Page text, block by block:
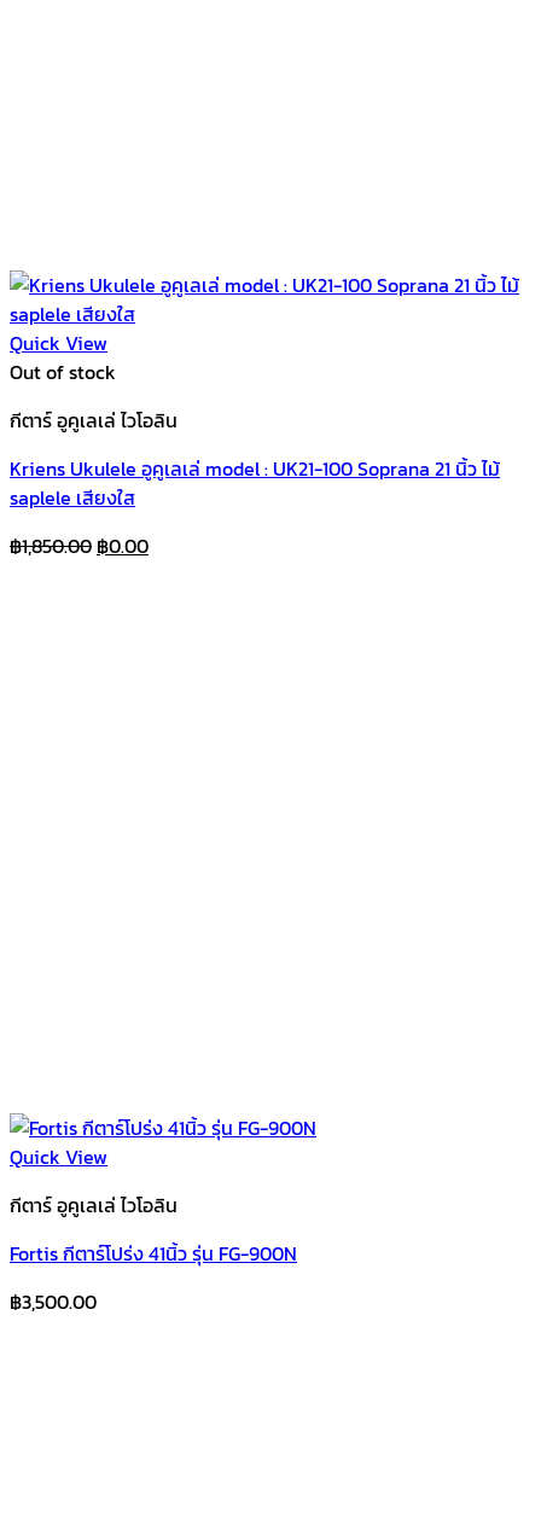
Quick View
Out of stock
กีตาร์ อูคูเลเล่ ไวโอลิน
Kriens Ukulele อูคูเลเล่ model : UK21-100 Soprana 21 นิ้ว ไม้
saplele เสียงใส
฿1,850.00 Original
฿0.00Current
Quick View
กีตาร์ อูคูเลเล่ ไวโอลิน
Fortis กีตาร์โปร่ง 41นิ้ว รุ่น FG-900N
฿3,500.00